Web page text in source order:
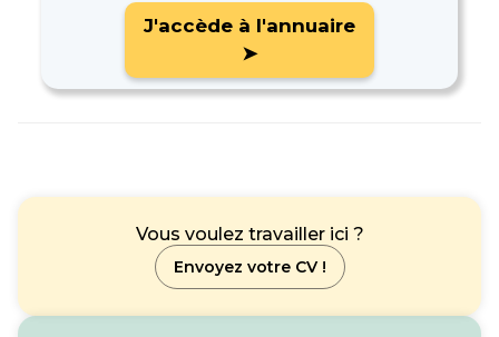
J'accède à l'annuaire
➤
Vous voulez travailler ici ?
Envoyez votre CV !